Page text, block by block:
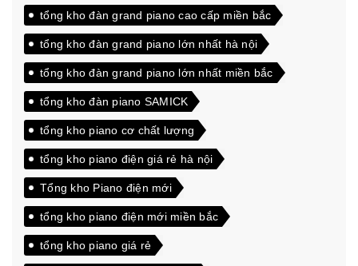
tổng kho đàn grand piano cao cấp miền bắc
tổng kho đàn grand piano lớn nhất hà nội
tổng kho đàn grand piano lớn nhất miền bắc
tổng kho đàn piano SAMICK
tổng kho piano cơ chất lượng
tổng kho piano điện giá rẻ hà nội
Tổng kho Piano điện mới
tổng kho piano điện mới miền bắc
tổng kho piano giá rẻ